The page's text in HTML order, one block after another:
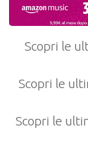
Scopri le
Scopri le
Scopri le